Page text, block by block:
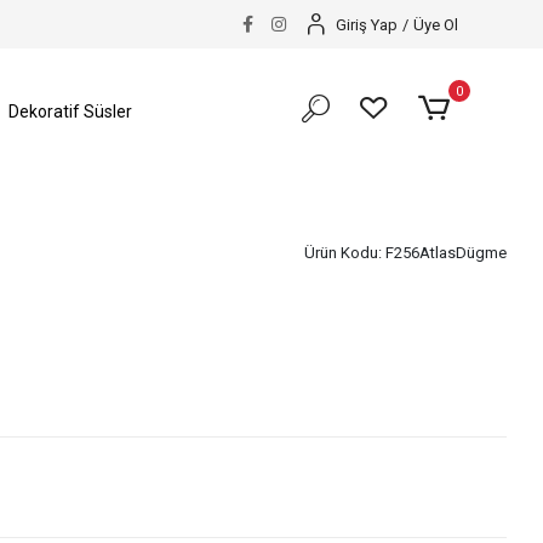
Giriş Yap / Üye Ol
Dekoratif Süsler
0
Ürün Kodu: F256AtlasDügme